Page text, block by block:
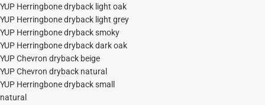
YUP Herringbone dryback light oak
YUP Herringbone dryback light grey
YUP Herringbone dryback smoky
YUP Herringbone dryback dark oak
YUP Chevron dryback beige
YUP Chevron dryback natural
YUP Herringbone dryback small
natural